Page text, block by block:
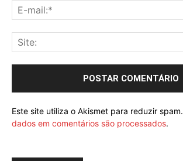
Este site utiliza o Akismet para reduzir spam.
dados em comentários são processados.